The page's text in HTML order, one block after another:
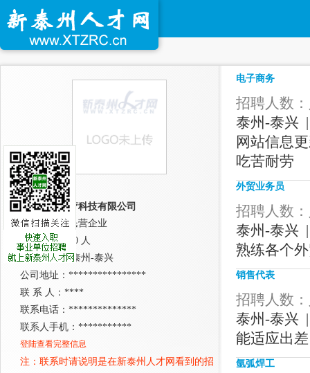
江苏苏欣医疗科技有限公司
公司性质：民营企业
公司规模：10 人
所在城市： 泰州-泰兴
公司地址：****************
联 系 人：****
联系电话：**************
联系人手机：***********
登陆查看完整信息
注：联系时请说明是在新泰州人才网 看到的招
电子商务
招聘人数
泰州-泰兴
网站信息
吃苦耐劳
外贸业务员
招聘人数
泰州-泰兴
熟练各个
销售代表
招聘人数
泰州-泰兴
能适应出
氩弧焊工